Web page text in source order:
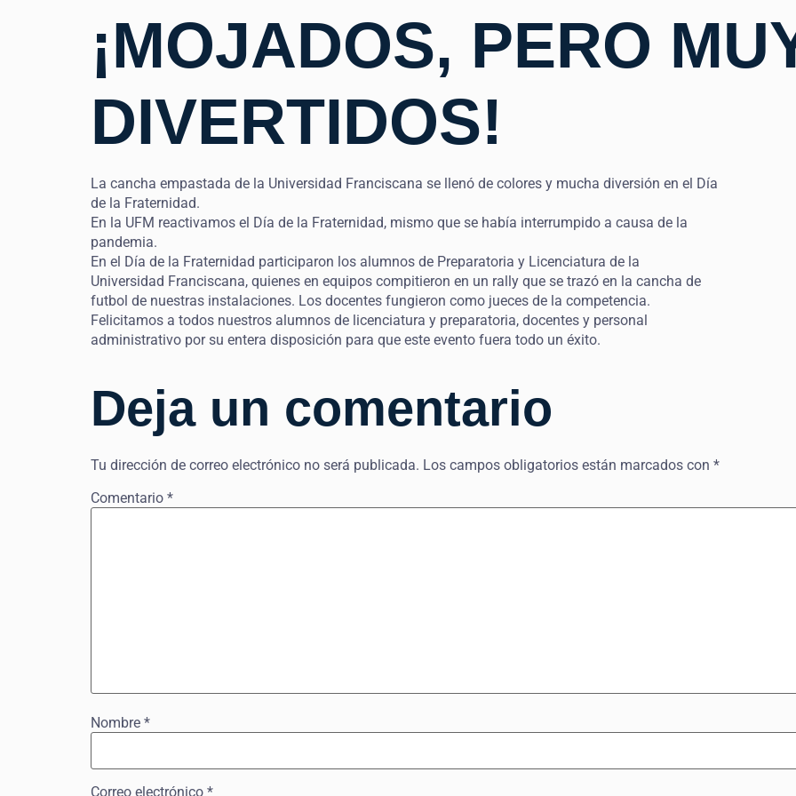
¡MOJADOS, PERO
DIVERTIDOS!
La cancha empastada de la Universidad Franciscana se llenó de colores y mucha diversión en el Día
de la Fraternidad.
En la UFM reactivamos el Día de la Fraternidad, mismo que se había interrumpido a causa de la
pandemia.
En el Día de la Fraternidad participaron los alumnos de Preparatoria y Licenciatura de la
Universidad Franciscana, quienes en equipos compitieron en un rally que se trazó en la cancha de
futbol de nuestras instalaciones. Los docentes fungieron como jueces de la competencia.
Felicitamos a todos nuestros alumnos de licenciatura y preparatoria, docentes y personal
administrativo por su entera disposición para que este evento fuera todo un éxito.
Deja un comentario
Tu dirección de correo electrónico no será publicada. Los campos obligatorios están marcados con *
Comentario *
Nombre *
Correo electrónico *